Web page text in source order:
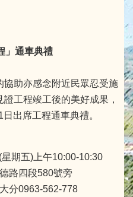
」通車典禮
助亦感念附近民眾忍受施
工程竣工後的美好成果，
出席工程通車典禮。
期五)上午10:00-10:30
路四段580號旁
分0963-562-778